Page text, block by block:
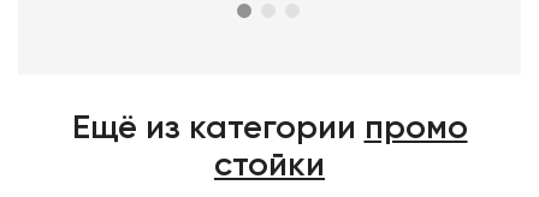
Ещё из категории промо
стойки